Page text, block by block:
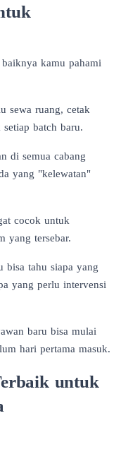
kamu pahami
sewa ruang, cetak
batch baru.
di semua cabang
yang "kelewatan"
cocok untuk
yang tersebar.
tahu siapa yang
yang perlu intervensi
baru bisa mulai
hari pertama masuk.
untuk